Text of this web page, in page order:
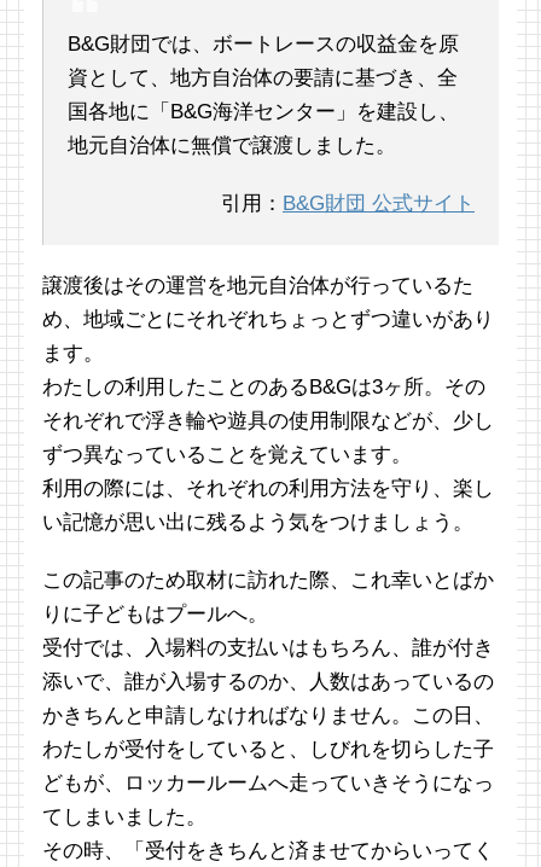
B&G財団では、ボートレースの収益金を原
資として、地方自治体の要請に基づき、全
国各地に「B&G海洋センター」を建設し、
地元自治体に無償で譲渡しました。
引用： B&G財団 公式サイト
譲渡後はその運営を地元自治体が行っているた
め、地域ごとにそれぞれちょっとずつ違いがあり
ます。
わたしの利用したことのあるB&Gは3ヶ所。その
それぞれで浮き輪や遊具の使用制限などが、少し
ずつ異なっていることを覚えています。
利用の際には、それぞれの利用方法を守り、楽し
い記憶が思い出に残るよう気をつけましょう。
この記事のため取材に訪れた際、これ幸いとばか
りに子どもはプールへ。
受付では、入場料の支払いはもちろん、誰が付き
添いで、誰が入場するのか、人数はあっているの
かきちんと申請しなければなりません。この日、
わたしが受付をしていると、しびれを切らした子
どもが、ロッカールームへ走っていきそうになっ
てしまいました。
その時、「受付をきちんと済ませてからいってく